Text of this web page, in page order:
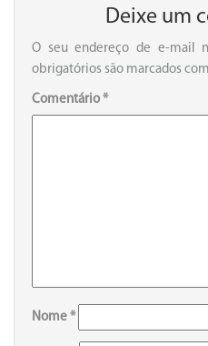
Deixe um
O seu endereço de e-mail
obrigatórios são marcados com
Comentário*
Nome *